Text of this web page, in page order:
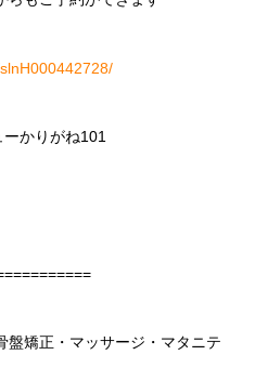
かりがね101
盤矯正・マッサージ・マタニテ